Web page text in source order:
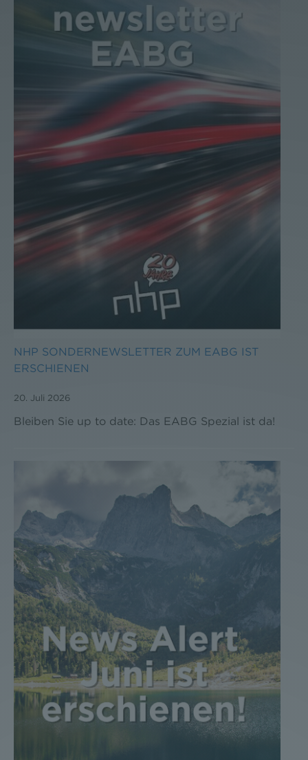
NHP SONDERNEWSLETTER ZUM EABG IST
ERSCHIENEN
20. Juli 2026
Bleiben Sie up to date: Das EABG Spezial ist da!